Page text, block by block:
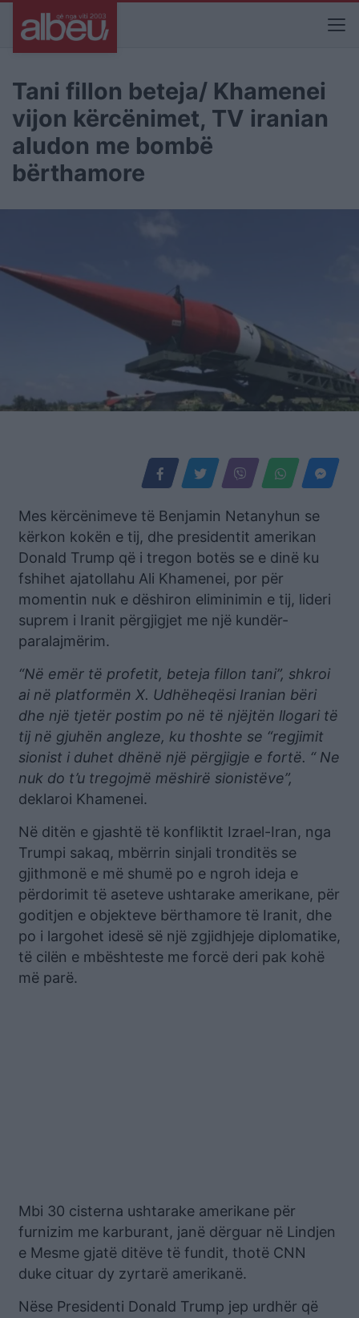
Tani fillon beteja/ Khamenei
vijon kërcënimet, TV iranian
aludon me bombë
bërthamore
Mes kërcënimeve të Benjamin Netanyhun se
kërkon kokën e tij, dhe presidentit amerikan
Donald Trump që i tregon botës se e dinë ku
fshihet ajatollahu Ali Khamenei, por për
momentin nuk e dëshiron eliminimin e tij, lideri
suprem i Iranit përgjigjet me një kundër-
paralajmërim.
“Në emër të profetit, beteja fillon tani”, shkroi
ai në platformën X. Udhëheqësi Iranian bëri
dhe një tjetër postim po në të njëjtën llogari të
tij në gjuhën angleze, ku thoshte se “regjimit
sionist i duhet dhënë një përgjigje e fortë. “ Ne
nuk do t’u tregojmë mëshirë sionistëve”,
deklaroi Khamenei.
Në ditën e gjashtë të konfliktit Izrael-Iran, nga
Trumpi sakaq, mbërrin sinjali tronditës se
gjithmonë e më shumë po e ngroh ideja e
përdorimit të aseteve ushtarake amerikane, për
goditjen e objekteve bërthamore të Iranit, dhe
po i largohet idesë së një zgjidhjeje diplomatike,
të cilën e mbështeste me forcë deri pak kohë
më parë.
Mbi 30 cisterna ushtarake amerikane për
furnizim me karburant, janë dërguar në Lindjen
e Mesme gjatë ditëve të fundit, thotë CNN
duke cituar dy zyrtarë amerikanë.
Nëse Presidenti Donald Trump jep urdhër që